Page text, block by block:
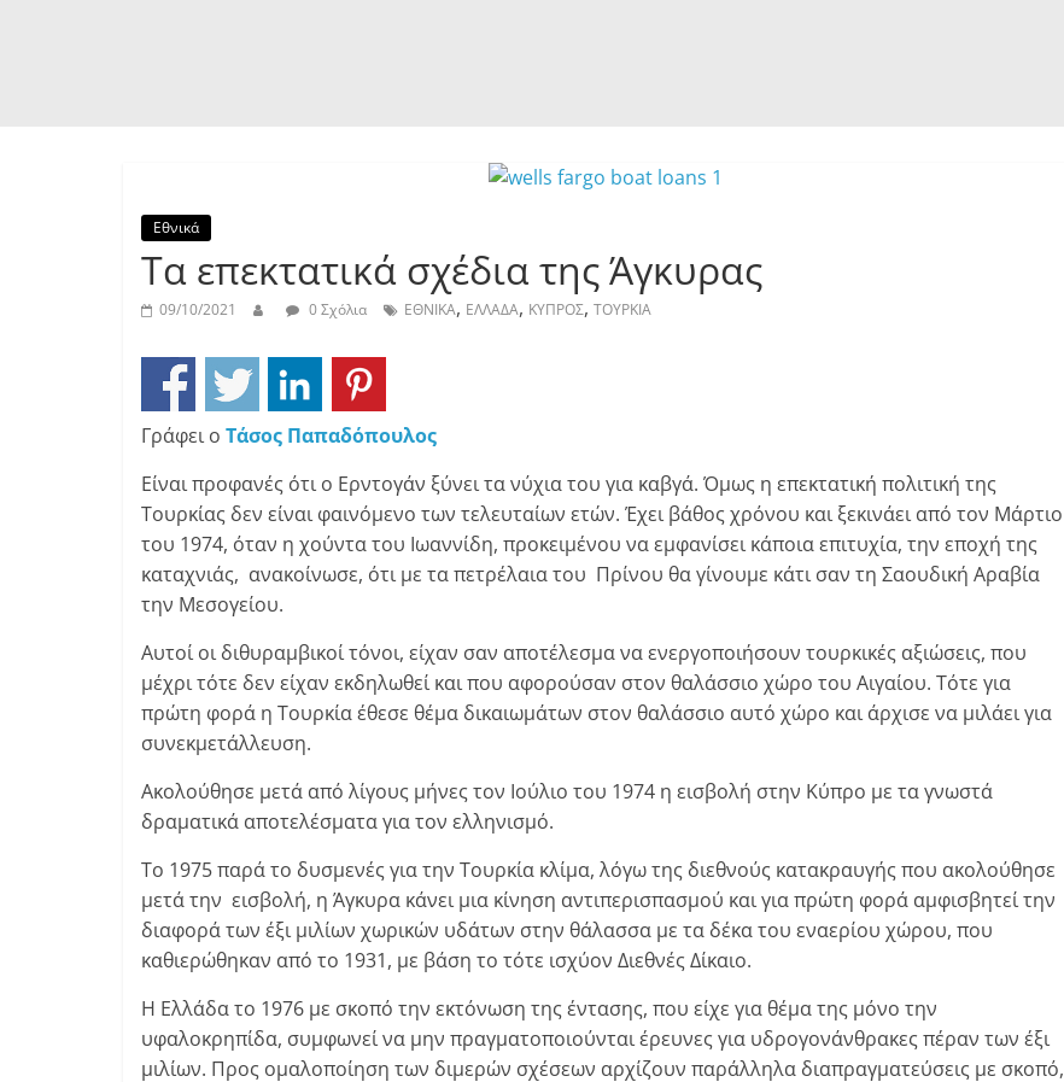
Εθνικά
Τα επεκτατικά σχέδια της Άγκυρας
09/10/2021 0 Σχόλια ΕΘΝΙΚΑ, ΕΛΛΑΔΑ, ΚΥΠΡΟΣ, ΤΟΥΡΚΙΑ
Γράφει ο Τάσος Παπαδόπουλος
Είναι προφανές ότι ο Ερντογάν ξύνει τα νύχια του για καβγά. Όμως η επεκτατική πολιτική της
Τουρκίας δεν είναι φαινόμενο των τελευταίων ετών. Έχει βάθος χρόνου και ξεκινάει από τον Μάρτιο
του 1974, όταν η χούντα του Ιωαννίδη, προκειμένου να εμφανίσει κάποια επιτυχία, την εποχή της
καταχνιάς, ανακοίνωσε, ότι με τα πετρέλαια του Πρίνου θα γίνουμε κάτι σαν τη Σαουδική Αραβία
την Μεσογείου.
Αυτοί οι διθυραμβικοί τόνοι, είχαν σαν αποτέλεσμα να ενεργοποιήσουν τουρκικές αξιώσεις, που
μέχρι τότε δεν είχαν εκδηλωθεί και που αφορούσαν στον θαλάσσιο χώρο του Αιγαίου. Τότε για
πρώτη φορά η Τουρκία έθεσε θέμα δικαιωμάτων στον θαλάσσιο αυτό χώρο και άρχισε να μιλάει για
συνεκμετάλλευση.
Ακολούθησε μετά από λίγους μήνες τον Ιούλιο του 1974 η εισβολή στην Κύπρο με τα γνωστά
δραματικά αποτελέσματα για τον ελληνισμό.
Το 1975 παρά το δυσμενές για την Τουρκία κλίμα, λόγω της διεθνούς κατακραυγής που ακολούθησε
μετά την εισβολή, η Άγκυρα κάνει μια κίνηση αντιπερισπασμού και για πρώτη φορά αμφισβητεί την
διαφορά των έξι μιλίων χωρικών υδάτων στην θάλασσα με τα δέκα του εναερίου χώρου, που
καθιερώθηκαν από το 1931, με βάση το τότε ισχύον Διεθνές Δίκαιο.
Η Ελλάδα το 1976 με σκοπό την εκτόνωση της έντασης, που είχε για θέμα της μόνο την
υφαλοκρηπίδα, συμφωνεί να μην πραγματοποιούνται έρευνες για υδρογονάνθρακες πέραν των έξι
μιλίων. Προς ομαλοποίηση των διμερών σχέσεων αρχίζουν παράλληλα διαπραγματεύσεις με σκοπό,